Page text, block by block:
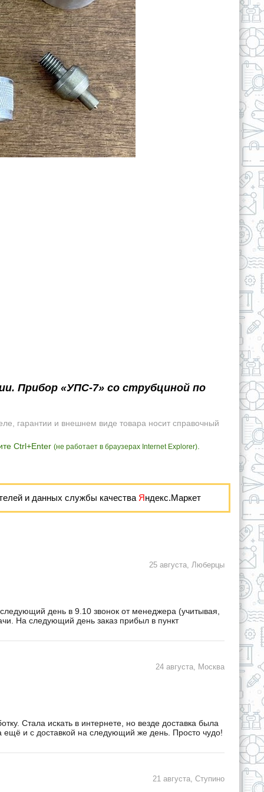
Прибор «УПС-7» со струбциной по
гарантии и внешнем виде товара носит справочный
Ctrl+Enter (не работает в браузерах Internet Explorer).
и данных службы качества Яндекс.Маркет
25 августа, Люберцы
день в 9.10 звонок от менеджера (учитывая,
На следующий день заказ прибыл в пункт
24 августа, Москва
Стала искать в интернете, но везде доставка была
и с доставкой на следующий же день. Просто чудо!
21 августа, Ступино